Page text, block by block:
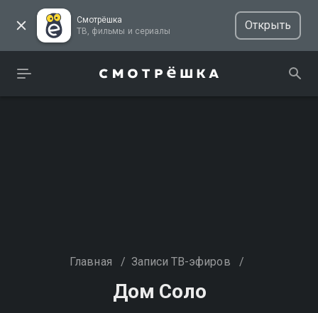
Смотрёшка
ТВ, фильмы и сериалы
Открыть
Главная / Записи ТВ-эфиров /
Дом Соло